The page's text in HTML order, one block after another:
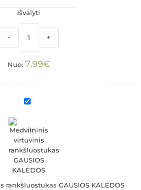
Išvalyti
-
produkto kiekis: Veliūrinis Egipto
+
Nuo: 7.99€
Medvilninis
GAUSIOS
KALĖDOS
(raudona)
GAUSIOS KALĖDOS